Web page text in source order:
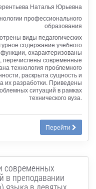
Наталья Юрьевна
профессионального
образования
виды педагогических
содержание учебного
охарактеризованы
перечислены современные
технология проблемного
раскрыта сущность и
их разработки. Приведены
ситуаций в рамках
технического вуза.
Перейти
современных
в преподавании